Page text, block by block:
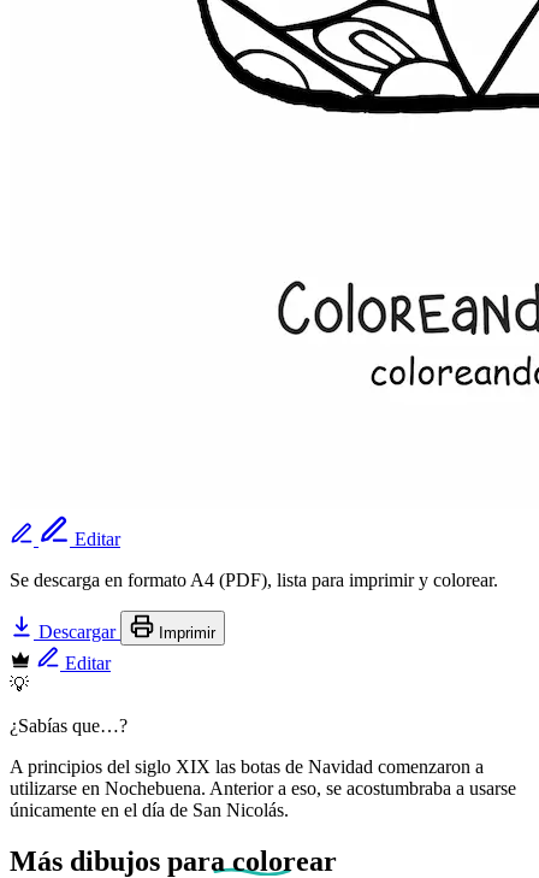
Editar
Se descarga en formato A4 (PDF), lista para imprimir y colorear.
Descargar Imprimir
Editar
💡
¿Sabías que…?
A principios del siglo XIX las botas de Navidad comenzaron a
utilizarse en Nochebuena. Anterior a eso, se acostumbraba a usarse
únicamente en el día de San Nicolás.
Más dibujos para colorear